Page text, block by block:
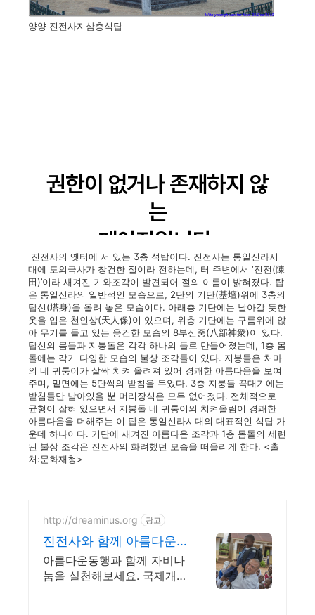
양양 진전사지삼층석탑
진전사의 옛터에 서 있는 3층 석탑이다. 진전사는 통일신라시
대에 도의국사가 창건한 절이라 전하는데, 터 주변에서 ‘진전(陳
田)’이라 새겨진 기와조각이 발견되어 절의 이름이 밝혀졌다. 탑
은 통일신라의 일반적인 모습으로, 2단의 기단(基壇)위에 3층의
탑신(塔身)을 올려 놓은 모습이다. 아래층 기단에는 날아갈 듯한
옷을 입은 천인상(天人像)이 있으며, 위층 기단에는 구름위에 앉
아 무기를 들고 있는 웅건한 모습의 8부신중(八部神衆)이 있다.
탑신의 몸돌과 지붕돌은 각각 하나의 돌로 만들어졌는데, 1층 몸
돌에는 각기 다양한 모습의 불상 조각들이 있다. 지붕돌은 처마
의 네 귀퉁이가 살짝 치켜 올려져 있어 경쾌한 아름다움을 보여
주며, 밑면에는 5단씩의 받침을 두었다. 3층 지붕돌 꼭대기에는
받침돌만 남아있을 뿐 머리장식은 모두 없어졌다. 전체적으로
균형이 잡혀 있으면서 지붕돌 네 귀퉁이의 치켜올림이 경쾌한
아름다움을 더해주는 이 탑은 통일신라시대의 대표적인 석탑 가
운데 하나이다. 기단에 새겨진 아름다운 조각과 1층 몸돌의 세련
된 불상 조각은 진전사의 화려했던 모습을 떠올리게 한다. <출
처:문화재청>
http://dreaminus.org 광고
진전사와 함께 아름다운
동행 대한불교조계종 설
립 공익법인
아름다운동행과 함께 자비나
눔을 실천해보세요. 국제개